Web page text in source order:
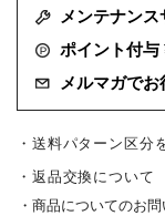
メンテナンス
ポイント付与
メルマガで
・送料パターン区分
返品交換について
商品についてのお